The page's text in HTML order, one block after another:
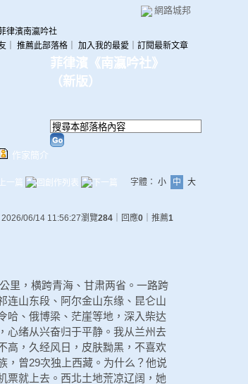
網路城邦
菲律濱《南瀛吟社》
（新版）
作家簡介
推薦此部落格 加入我的最愛 訂閱最新文章
律濱南瀛吟社
字體： 小 中 大
2026/06/14 11:56:27瀏覽284 ｜回應0 ｜推薦1
里，横跨青海、甘肃两省。一路跨
连山东段、阿尔金山东缘、昆仑山
哈、俄博梁、茫崖等地，深入柴达
心绪从兴奋归于平静。我从兰州去
高，久经风日，皮肤黝黑，不喜欢
，曾29次独上西藏。为什么？他说
票就上去。西北土地荒凉辽阔，她